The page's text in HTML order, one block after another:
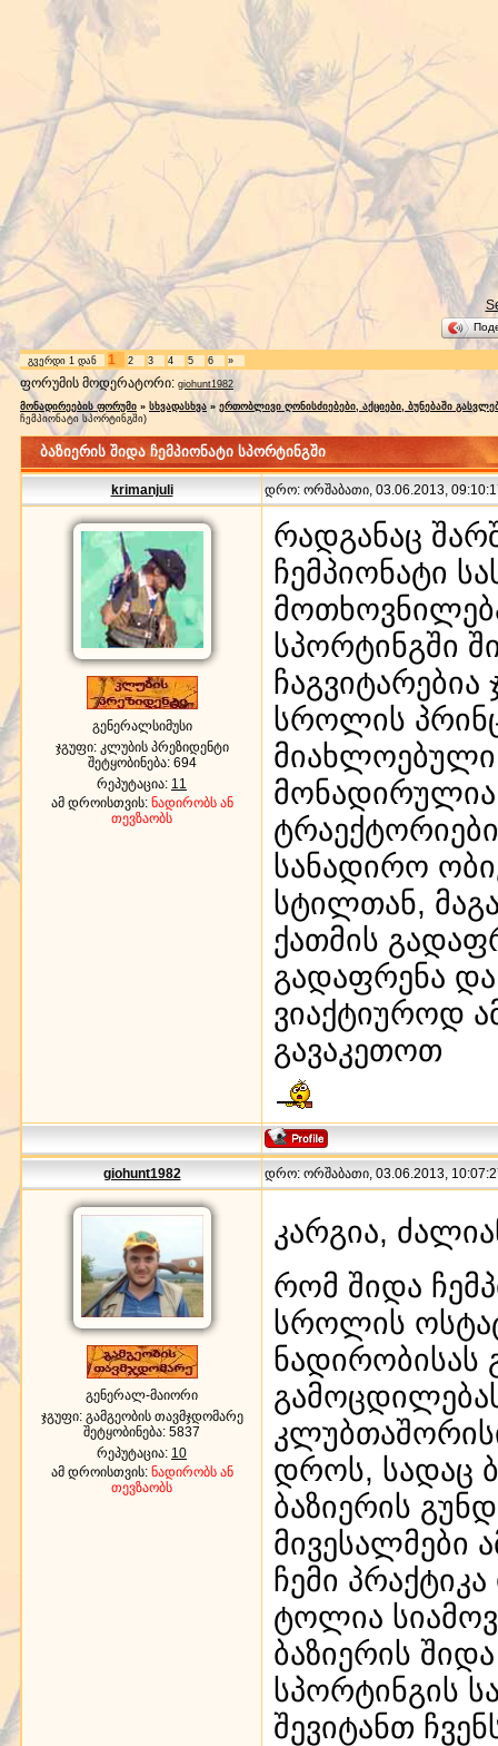
გვერდი 1 დან 1 2 3 4 5 6 »
ფორუმის მოდერატორი: giohunt1982
მონადირეების ფორუმი » სხვადასხვა » ერთობლივი ღონისძიებები, აქციები, ბუნებაში
ჩემპიონატი სპორტინგში)
ბაზიერის შიდა ჩემპიონატი სპორტინგში
krimanjuli დრო: ორშაბათი, 03.06.2013,
გენერალსიმუსი
ჯგუფი: კლუბის პრეზიდენტი
შეტყობინება: 694
რეპუტაცია: 11
ამ დროისთვის: ნადირობს ან
თევზაობს
რადგანაც
ჩემპიონატი
სპორტინგში
ჩაგვიტარებია
სროლის
სანადირო
სტილთან,
ქათმის
გადაფრენა
ვიაქტიუროდ
გავაკეთოთ
giohunt1982 დრო: ორშაბათი, 03.06.2013,
გენერალ-მაიორი
ჯგუფი: გამგეობის თავმჯდომარე
შეტყობინება: 5837
რეპუტაცია: 10
ამ დროისთვის: ნადირობს ან
თევზაობს
კარგია,
რომ შიდა
სროლის
ნადირობისას
დროს, სადაც
ბაზიერის
მივესალმები
ჩემი
ტოლია
ბაზიერის
სპორტინგის
შევიტანთ